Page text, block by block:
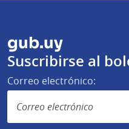
gub.uy
Suscribirse al
Correo electrónico: